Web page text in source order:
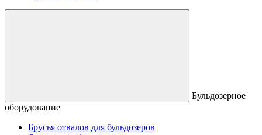
Бульдозерное
оборудование
Брусья отвалов для бульдозеров